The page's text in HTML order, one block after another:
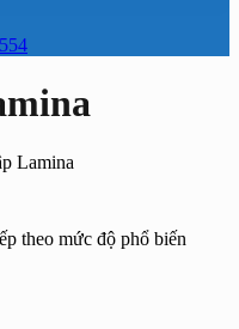
Lamina
theo mức độ phổ biến